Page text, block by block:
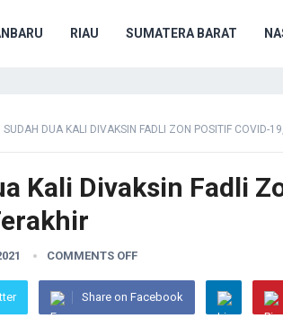
RIAU SUMATERA BARAT
SUDAH DUA KALI DIVAKSIN FADLI ZON POSITIF COVID-
Kali Divaksin Fadli
COMMENTS OFF
Share on Facebook